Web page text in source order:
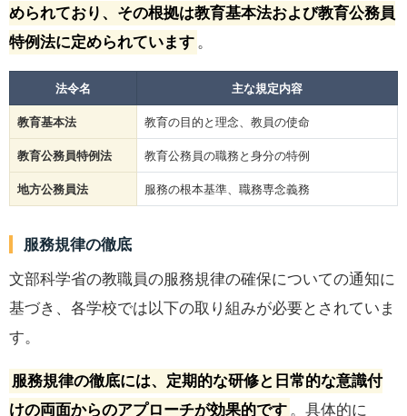
められており、その根拠は教育基本法および教育公務員
特例法に定められています 。
法令名 主な規定内容
教育基本法 教育の目的と理念、教員の使命
教育公務員特例法 教育公務員の職務と身分の特例
地方公務員法 服務の根本基準、職務専念義務
服務規律の徹底
文部科学省の教職員の服務規律の確保についての通知に
基づき、各学校では以下の取り組みが必要とされていま
す。
服務規律の徹底には、定期的な研修と日常的な意識付
けの両面からのアプローチが効果的です 。具体的に